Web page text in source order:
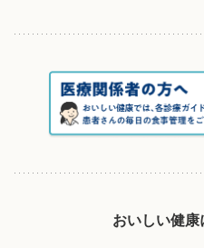
おいしい健康